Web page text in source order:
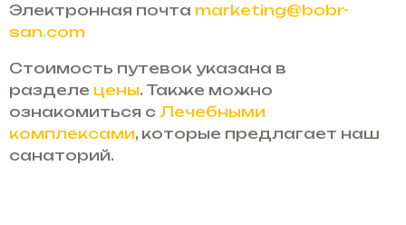
Электронная почта marketing@bobr-
san.com
Стоимость путевок указана в
разделе цены. Также можно
ознакомиться с Лечебными
комплексами, которые предлагает наш
санаторий.